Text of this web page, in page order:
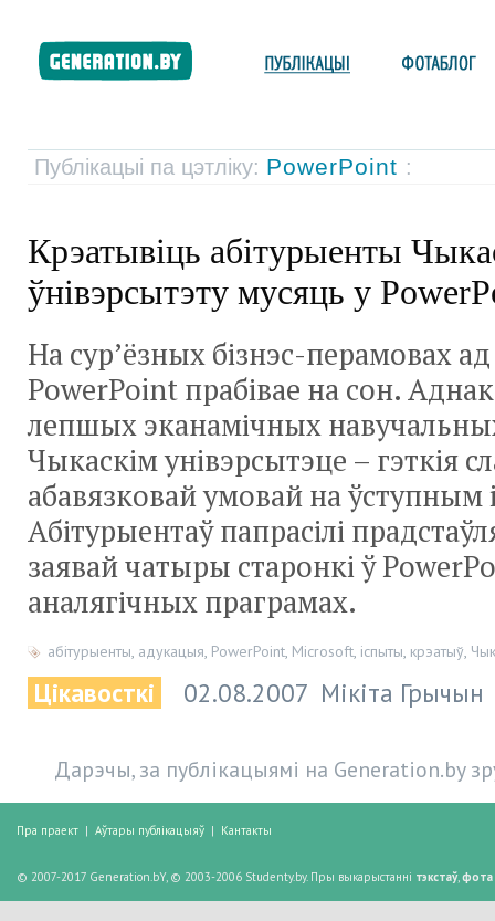
Публікацыі па цэтліку: PowerPoint :
Крэатывіць абітурыенты
ўнівэрсытэту мусяць у
На сур’ёзных бізнэс-перамовах
PowerPoint прабівае на сон.
лепшых эканамічных
Чыкаскім унівэрсытэце – гэткія
абавязковай умовай на ўступным
Абітурыентаў папрасілі
заявай чатыры старонкі ў
аналягічных праграмах.
абітурыенты, адукацыя, PowerPoint, Microsoft, іспыты, крэатыў,
Цікавосткі 02.08.2007 Мікіта Грычын
Дарэчы, за публікацыямі на Generation.by
Пра праект | Аўтары публікацыяў | Кантакты
© 2007-2017 Generation.bY, © 2003-2006 Studenty.by. Пры выкарыстанні тэкстаў,фота